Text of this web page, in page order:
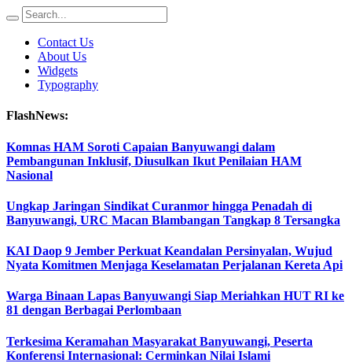
Contact Us
About Us
Widgets
Typography
FlashNews:
Komnas HAM Soroti Capaian Banyuwangi dalam
Pembangunan Inklusif, Diusulkan Ikut Penilaian HAM
Nasional
Ungkap Jaringan Sindikat Curanmor hingga Penadah di
Banyuwangi, URC Macan Blambangan Tangkap 8 Tersangka
KAI Daop 9 Jember Perkuat Keandalan Persinyalan, Wujud
Nyata Komitmen Menjaga Keselamatan Perjalanan Kereta Api
Warga Binaan Lapas Banyuwangi Siap Meriahkan HUT RI ke
81 dengan Berbagai Perlombaan
Terkesima Keramahan Masyarakat Banyuwangi, Peserta
Konferensi Internasional: Cerminkan Nilai Islami